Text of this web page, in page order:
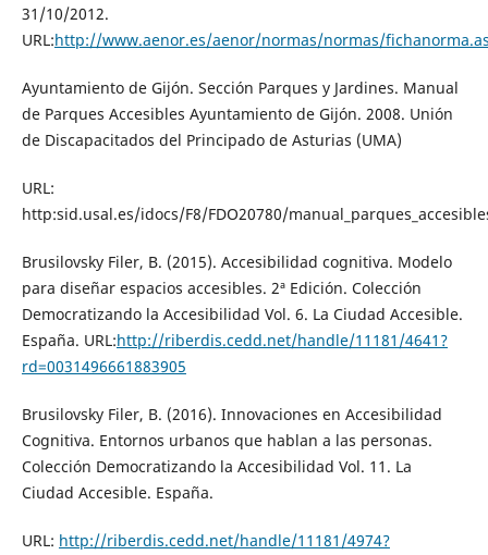
31/10/2012.
URL:http://www.aenor.es/aenor/normas/normas/
Ayuntamiento de Gijón. Sección Parques y Jardines. Manual
de Parques Accesibles Ayuntamiento de Gijón. 2008. Unión
de Discapacitados del Principado de Asturias (UMA)
URL:
http:sid.usal.es/idocs/F8/FDO20780/
Brusilovsky Filer, B. (2015). Accesibilidad cognitiva. Modelo
para diseñar espacios accesibles. 2ª Edición. Colección
Democratizando la Accesibilidad Vol. 6. La Ciudad Accesible.
España. URL:http://riberdis.cedd.net/handle/11181/4641?
rd=0031496661883905
Brusilovsky Filer, B. (2016). Innovaciones en Accesibilidad
Cognitiva. Entornos urbanos que hablan a las personas.
Colección Democratizando la Accesibilidad Vol. 11. La
Ciudad Accesible. España.
URL: http://riberdis.cedd.net/handle/11181/4974?